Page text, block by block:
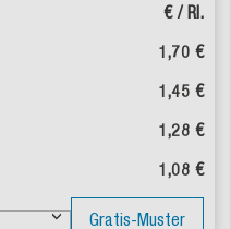
€ / Rl.
1,70 €
1,45 €
1,28 €
1,08 €
Gratis-Muster